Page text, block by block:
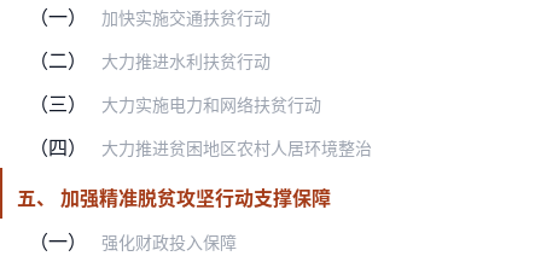
（一）
加快实施交通扶贫行动
（二） 大力推进水利扶贫行动
（三） 大力实施电力和网络扶贫行动
（四） 大力推进贫困地区农村人居环境整治
五、 加强精准脱贫攻坚行动支撑保障
（一）
强化财政投入保障